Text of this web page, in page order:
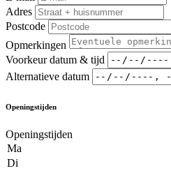
Adres
Postcode
Opmerkingen
Voorkeur datum & tijd
Alternatieve datum
Openingstijden
Openingstijden
Ma
Di